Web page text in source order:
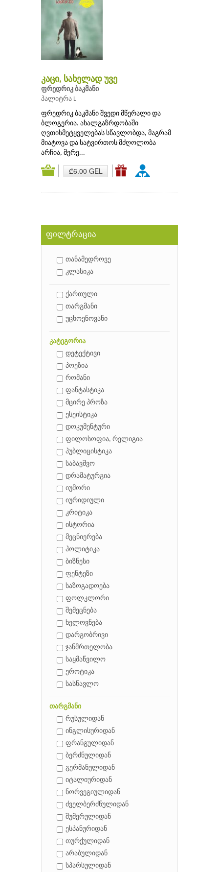
კაცი, სახელად უვე
ფრედრიკ ბაკმანი
პალიტრა L
ფრედრიკ ბაკმანი შვედი მწერალი და
ბლოგერია. ახალგაზრდობაში
ღვთისმეტყველებას სწავლობდა, მაგრამ
მიატოვა და სატვირთოს მძღოლობა
არჩია, მერე...
₾6.00 GEL
ფილტრაცია
თანამედროვე
კლასიკა
ქართული
თარგმანი
უცხოენოვანი
კატეგორია
დეტექტივი
პოეზია
რომანი
ფანტასტიკა
მცირე პროზა
ესეისტიკა
დოკუმენტური
ფილოსოფია, რელიგია
პუბლიცისტიკა
საბავშვო
დრამატურგია
იუმორი
იურიდიული
კრიტიკა
ისტორია
მეცნიერება
პოლიტიკა
ბიზნესი
ფენტეზი
საზოგადოება
ფოლკლორი
შემეცნება
ხელოვნება
დარგობრივი
ჯანმრთელობა
საყმაწვილო
ეროტიკა
სასწავლო
თარგმანი
რუსულიდან
ინგლისურიდან
ფრანგულიდან
ბერძნულიდან
გერმანულიდან
იტალიურიდან
ნორვეგიულიდან
ძველბერძნულიდან
შუმერულიდან
ესპანურიდან
თურქულიდან
არაბულიდან
სპარსულიდან